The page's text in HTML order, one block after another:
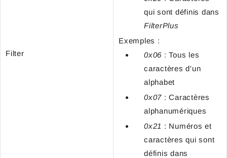
Filter
qui sont définis dans
FilterPlus
Exemples :
0x06 : Tous les
caractères d'un
alphabet
0x07 : Caractères
alphanumériques
0x21 : Numéros et
caractères qui sont
définis dans